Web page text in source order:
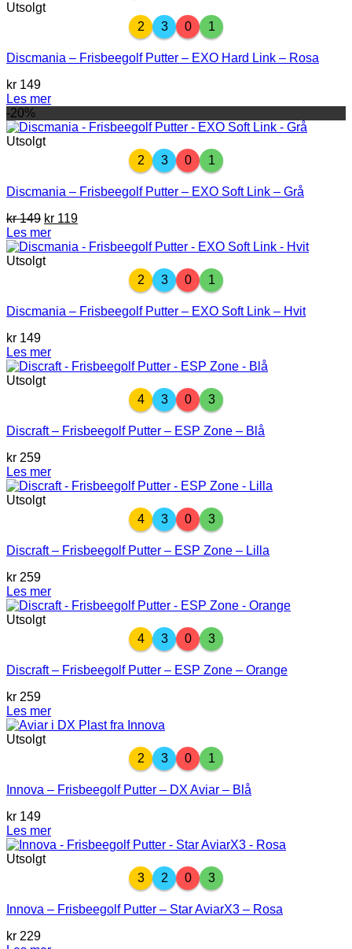
Utsolgt
2
3 0 1
Discmania – Frisbeegolf Putter – EXO Hard Link – Rosa
kr 149
Les mer
-20%
Utsolgt
2
3 0 1
Discmania – Frisbeegolf Putter – EXO Soft Link – Grå
kr149 Opprinnelig
pris
var:
kr 149.
kr 119Nåværende
er:
Les mer
Utsolgt
2
3 0 1
Discmania – Frisbeegolf Putter – EXO Soft Link – Hvit
kr 149
Les mer
Utsolgt
4
3 0 3
Discraft – Frisbeegolf Putter – ESP Zone – Blå
kr 259
Les mer
Utsolgt
4
3 0 3
Discraft – Frisbeegolf Putter – ESP Zone – Lilla
kr 259
Les mer
Utsolgt
4
3 0 3
Discraft – Frisbeegolf Putter – ESP Zone – Orange
kr 259
Les mer
Utsolgt
2
3 0 1
Innova – Frisbeegolf Putter – DX Aviar – Blå
kr 149
Les mer
Utsolgt
3
2 0 3
Innova – Frisbeegolf Putter – Star AviarX3 – Rosa
kr 229